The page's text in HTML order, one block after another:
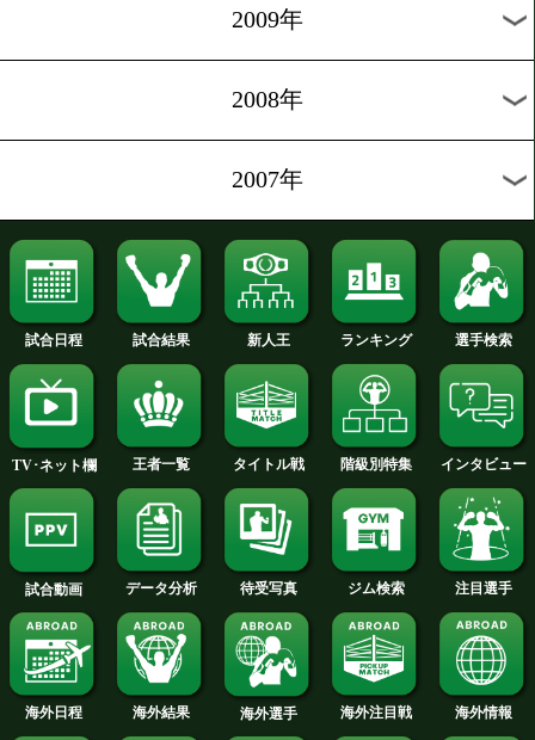
2015年
2014年
2013年
2012年
2011年
2010年